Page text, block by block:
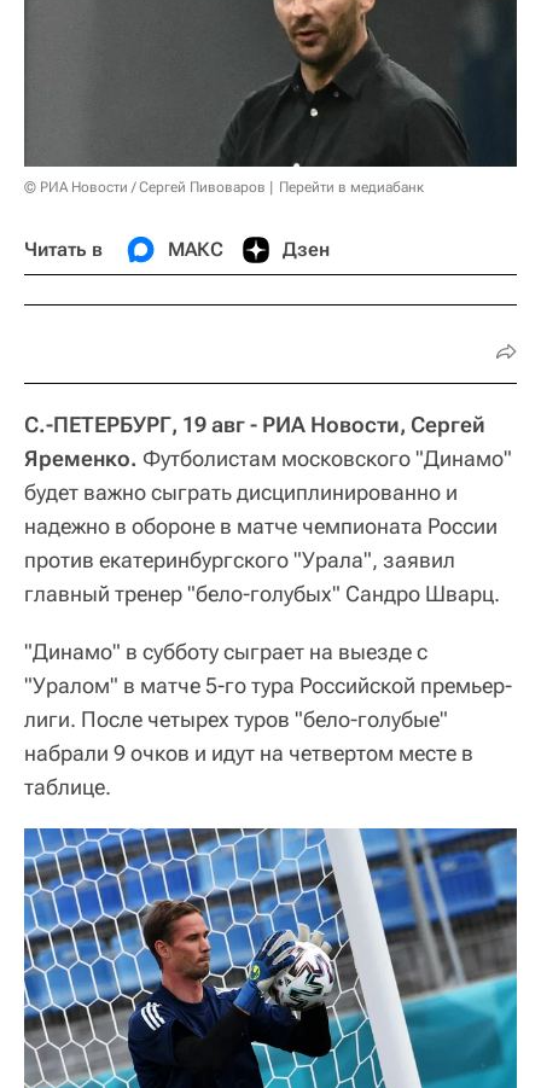
© РИА Новости / Сергей Пивоваров Перейти в медиабанк
Читать в МАКС Дзен
С.-ПЕТЕРБУРГ, 19 авг - РИА Новости, Сергей
Яременко. Футболистам московского "Динамо"
будет важно сыграть дисциплинированно и
надежно в обороне в матче чемпионата России
против екатеринбургского "Урала", заявил
главный тренер "бело-голубых" Сандро Шварц.
"Динамо" в субботу сыграет на выезде с
"Уралом" в матче 5-го тура Российской премьер-
лиги. После четырех туров "бело-голубые"
набрали 9 очков и идут на четвертом месте в
таблице.